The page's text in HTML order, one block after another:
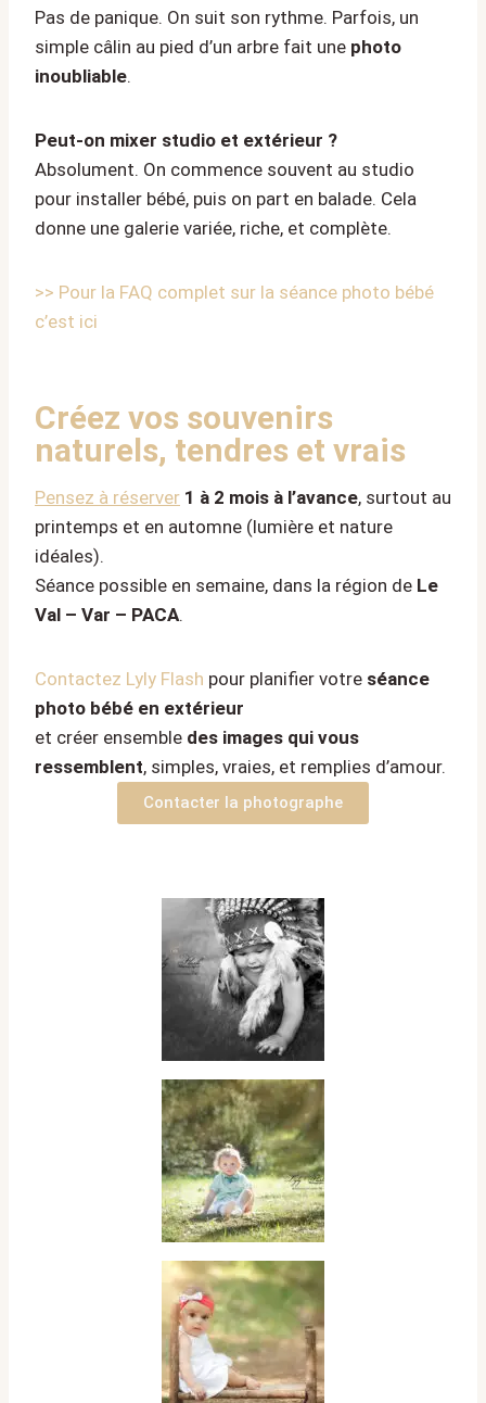
Pas de panique. On suit son rythme. Parfois, un
simple câlin au pied d’un arbre fait une photo
inoubliable.
Peut-on mixer studio et extérieur ?
Absolument. On commence souvent au studio
pour installer bébé, puis on part en balade. Cela
donne une galerie variée, riche, et complète.
>> Pour la FAQ complet sur la séance photo bébé
c’est ici
Créez vos souvenirs
naturels, tendres et vrais
Pensez à réserver 1 à 2 mois à l’avance, surtout au
printemps et en automne (lumière et nature
idéales).
Séance possible en semaine, dans la région de Le
Val – Var – PACA.
Contactez Lyly Flash pour planifier votre séance
photo bébé en extérieur
et créer ensemble des images qui vous
ressemblent, simples, vraies, et remplies d’amour.
Contacter la photographe